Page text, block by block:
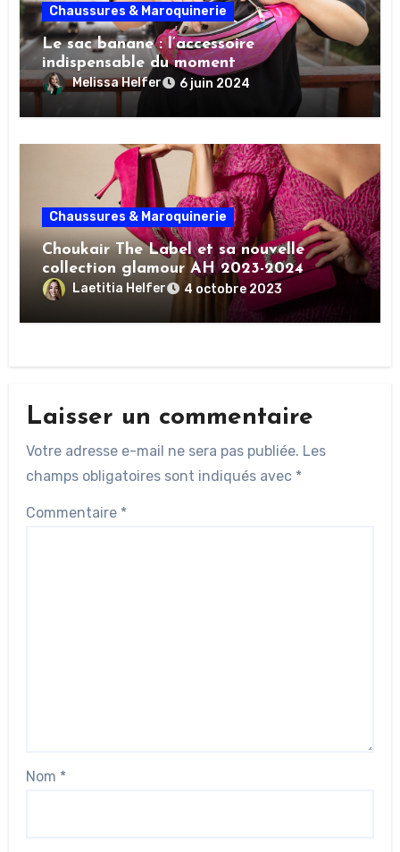
Chaussures & Maroquinerie
Le sac banane : l’accessoire
indispensable du moment
Melissa Helfer 6 juin 2024
Chaussures & Maroquinerie
Choukair The Label et sa nouvelle
collection glamour AH 2023-2024
Laetitia Helfer 4 octobre 2023
Laisser un commentaire
Votre adresse e-mail ne sera pas publiée. Les
champs obligatoires sont indiqués avec *
Commentaire *
Nom *